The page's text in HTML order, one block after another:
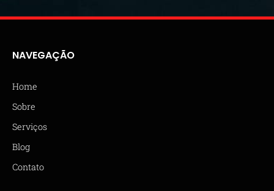
NAVEGAÇÃO
Home
Sobre
Serviços
Blog
Contato